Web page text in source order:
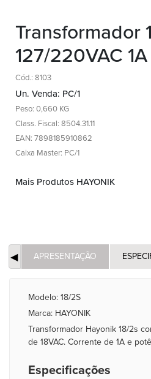
Transformador
127/220VAC
Cód.: 8103
Un. Venda: PC/1
Peso: 0,660 KG
Class. Fiscal: 8504.31.11
EAN: 7898185910862
Caixa Master: PC/1
Mais Produtos HAYONIK
APRESENTAÇÃO
Modelo: 18/2S
Marca: HAYONIK
Transformador Hayonik 18/2s
de 18VAC. Corrente de 1A e
Especificações